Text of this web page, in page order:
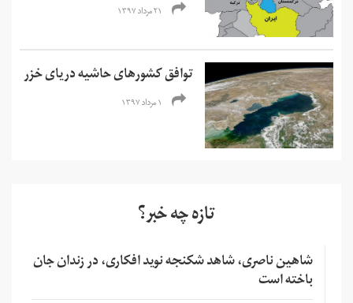
۲۱ مرداد ۱۳۹۷
توافق کشورهای حاشیه دریای خزر
۱ مرداد ۱۳۹۷
تازه چه خبر؟
شاهین ناصری، شاهد شکنجه نوید افکاری، در زندان جان
باخته است